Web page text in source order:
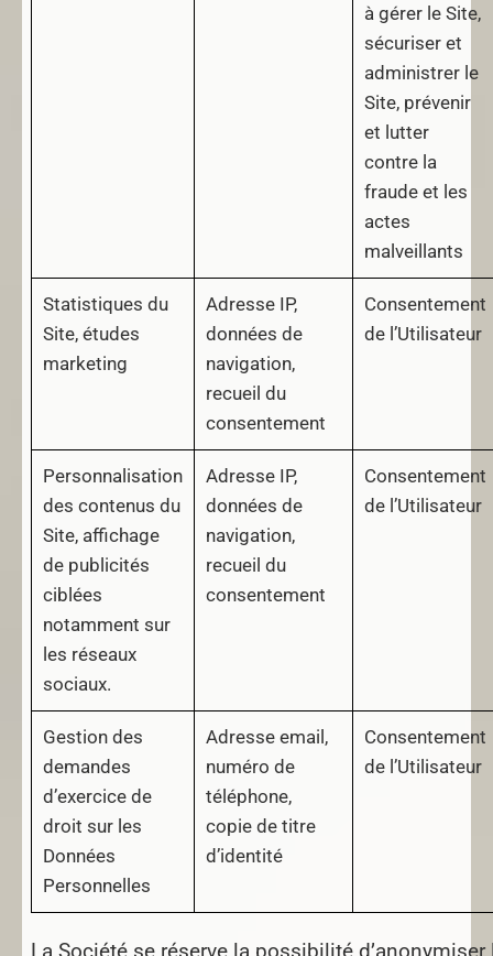
à gérer le Site,
sécuriser et
administrer le
Site, prévenir
et lutter
contre la
fraude et les
actes
malveillants
Statistiques du
Site, études
marketing
Adresse IP,
données de
navigation,
recueil du
consentement
Consentement
de l’Utilisateur
Personnalisation
des contenus du
Site, affichage
de publicités
ciblées
notamment sur
les réseaux
sociaux.
Adresse IP,
données de
navigation,
recueil du
consentement
Consentement
de l’Utilisateur
Gestion des
demandes
d’exercice de
droit sur les
Données
Personnelles
Adresse email,
numéro de
téléphone,
copie de titre
d’identité
Consentement
de l’Utilisateur
La Société se réserve la possibilité